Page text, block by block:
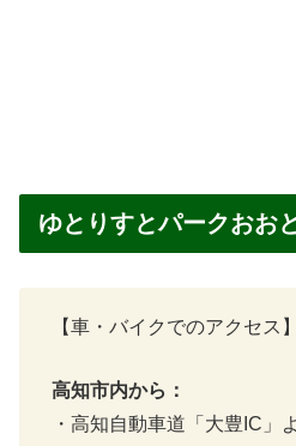
ゆとりすとパークおお
【車・バイクでのアクセス】
高知市内から：
・高知自動車道「大豊IC」